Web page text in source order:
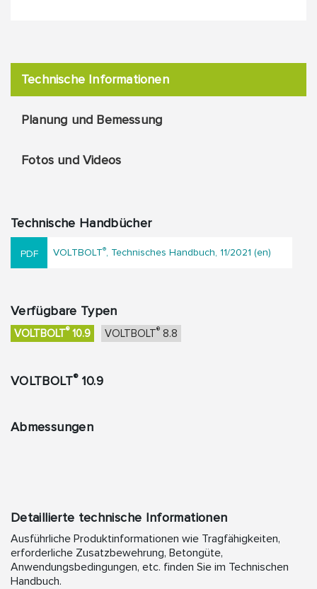
Technische Informationen
Planung und Bemessung
Fotos und Videos
Technische Handbücher
VOLTBOLT®, Technisches Handbuch, 11/2021 (en)
Verfügbare Typen
VOLTBOLT®10.9 VOLTBOLT® 8.8
VOLTBOLT®10.9
Abmessungen
Detaillierte technische Informationen
Ausführliche Produktinformationen wie Tragfähigkeiten,
erforderliche Zusatzbewehrung, Betongüte,
Anwendungsbedingungen, etc. finden Sie im Technischen
Handbuch.